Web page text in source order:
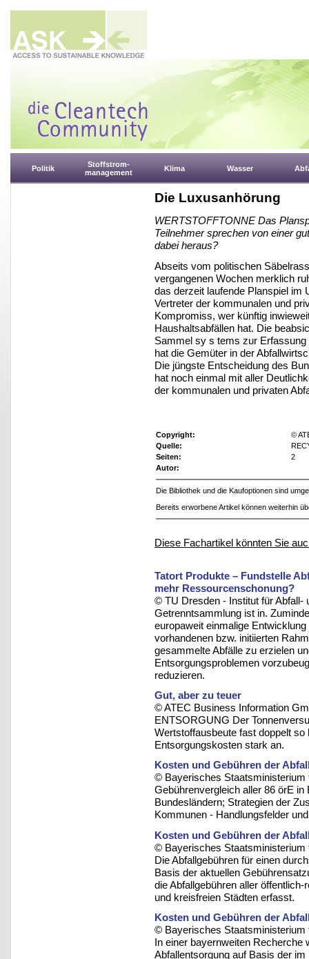
Politik
Stoffstrom-
management
Klima Wasser
Die Luxusanhörung
WERTSTOFFTONNE Das
Teilnehmer sprechen von einer
dabei heraus?
Abseits vom politischen
vergangenen Wochen merklich
das derzeit laufende Planspiel
Vertreter der kommunalen und
Kompromiss, wer künftig
Haushaltsabfällen hat. Die
Sammel sy s tems zur
hat die Gemüter in der
Die jüngste Entscheidung des
hat noch einmal mit aller
der kommunalen und privaten
Copyright:
©
Quelle:
Seiten:
2
Autor:
Die Bibliothek und die Kaufoptionen sind
Bereits erworbene Artikel können weiterhin
Diese Fachartikel könnten Sie
Tatort Produkte – Fundstelle
mehr Ressourcenschonung?
© TU Dresden - Institut für Abfall-
Getrenntsammlung ist in.
europaweit einmalige
vorhandenen bzw. initiierten
gesammelte Abfälle zu erzielen
Entsorgungsproblemen
reduzieren.
Gut, aber zu teuer
© ATEC Business Information
ENTSORGUNG Der
Wertstoffausbeute fast doppelt
Entsorgungskosten stark an.
Kosten und Gebühren der
© Bayerisches Staatsministerium
Gebührenvergleich aller 86 örE in
Bundesländern; Strategien der
Kommunen - Handlungsfelder
Kosten und Gebühren der
© Bayerisches Staatsministerium
Die Abfallgebühren für einen
Basis der aktuellen
die Abfallgebühren aller
und kreisfreien Städten erfasst.
Kosten und Gebühren der
© Bayerisches Staatsministerium
In einer bayernweiten Recherche
Abfallentsorgung auf Basis der